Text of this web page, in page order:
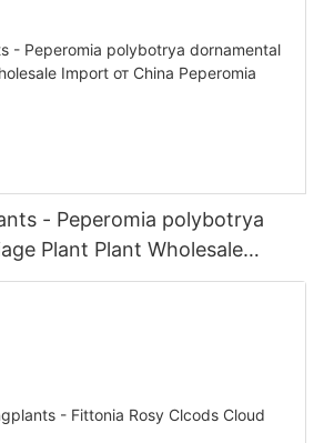
- Peperomia polybotrya
Plant Plant Wholesale